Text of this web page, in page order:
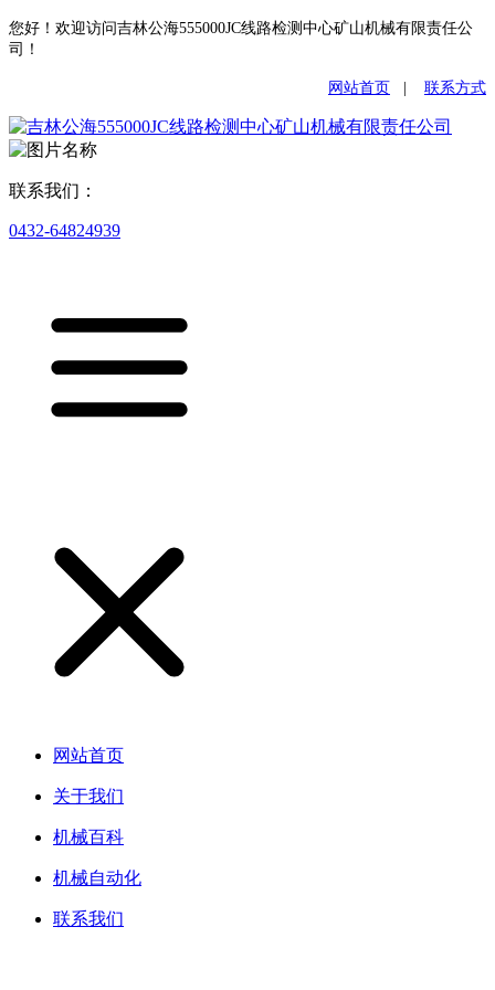
您好！欢迎访问吉林公海555000JC线路检测中心矿山机械有限责任公
司！
网站首页 联系方式
联系我们：
0432-64824939
网站首页
关于我们
机械百科
机械自动化
联系我们